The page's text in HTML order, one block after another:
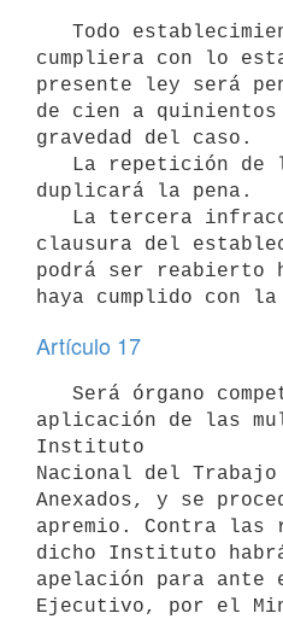
cumpliera con lo
presente ley será
de cien a quinientos
gravedad del caso.
duplicará la pena.
clausura del
podrá ser reabierto
haya cumplido con
Artículo 17
aplicación de las
Instituto
Nacional del
Anexados, y se
apremio. Contra las
dicho Instituto
apelación para ante
Ejecutivo, por el